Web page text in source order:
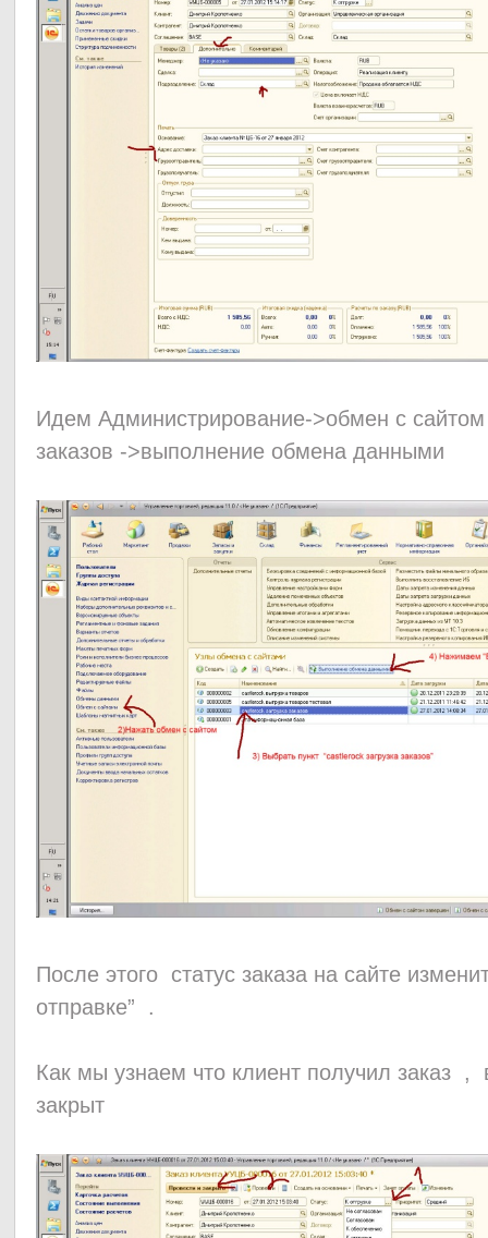
Идем Администрирование->обмен с
заказов ->выполнение обмена данными
После этого статус заказа на сайте
отправке” .
Как мы узнаем что клиент получил заказ ,
закрыт